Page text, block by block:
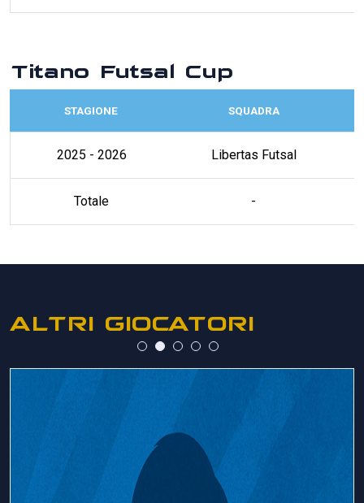
Titano Futsal Cup
STAGIONE SQUADRA
2025 - 2026 Libertas Futsal
Totale -
ALTRI GIOCATORI